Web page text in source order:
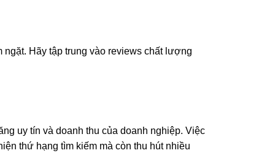
Hãy tập trung vào reviews chất lượng
uy tín và doanh thu của doanh nghiệp. Việc
thứ hạng tìm kiếm mà còn thu hút nhiều